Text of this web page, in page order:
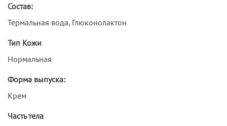
Состав:
Термальная вода, Глюконолактон
Тип Кожи
Нормальная
Форма выпуска:
Крем
Часть тела